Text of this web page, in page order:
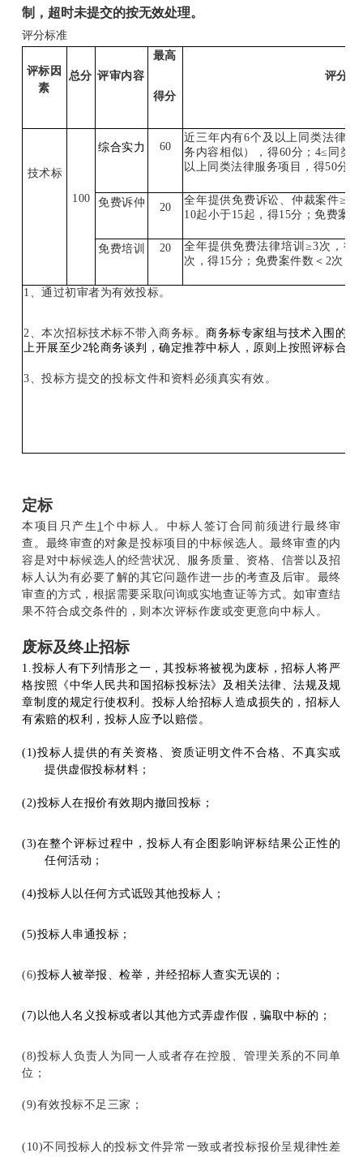
制，超时未提交的按无效处理。
评分标准
评标因
素
总分 评审内容
最高
得分
评分标
技术标
100
综合实力 60
近三年内有6个及以上同类法律服
务内容相似），得60分； 4≤同类
以上同类法律服务项目，得50分。
免费诉仲 20
全年提供免费诉讼、仲裁案件≥
10起小于15起，得15分；免费案
免费培训 20 全年提供免费法律培训≥3次，得
次，得15分；免费案件数＜ 2次，
1 、通过初审者为有效投标。
2、本次招标技术标不带入商务标。商务标专家组与技术入围的
上开展至少2轮商务谈判，确定推荐中标人，原则上按照评标合理
3、投标方提交的投标文件和资料必须真实有效。
定标
本项目只产生 1个中标人。中标人签订合同前须进行最终审
查。最终审查的对象是投标项目的中标候选人。最终审查的内
容是对中标候选人的经营状况、服务质量、资格、信誉以及招
标人认为有必要了解的其它问题作进一步的考查及后审。最终
审查的方式，根据需要采取问询或实地查证等方式。如审查结
果不符合成交条件的，则本次评标作废或变更意向中标人。
废标及终止招标
1.投标人有下列情形之一，其投标将被视为废标，招标人将严
格按照《中华人民共和国招标投标法》及相关法律、法规及规
章制度的规定行使权利。投标人给招标人造成损失的，招标人
有索赔的权利，投标人应予以赔偿。
(1)投标人提供的有关资格、资质证明文件不合格、不真实或
提供虚假投标材料；
(2)投标人在报价有效期内撤回投标；
(3)在整个评标过程中，投标人有企图影响评标结果公正性的
任何活动；
(4)投标人以任何方式诋毁其他投标人；
(5)投标人串通投标；
(6)投标人被举报、检举，并经招标人查实无误的；
(7) 以他人名义投标或者以其他方式弄虚作假，骗取中标的；
(8)投标人负责人为同一人或者存在控股、管理关系的不同单
位；
(9)有效投标不足三家；
(10)不同投标人的投标文件异常一致或者投标报价呈规律性差